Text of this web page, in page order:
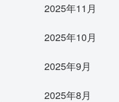
2025年11月
2025年10月
2025年9月
2025年8月